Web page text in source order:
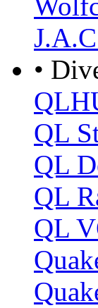
•
QL
QL
QL
QL